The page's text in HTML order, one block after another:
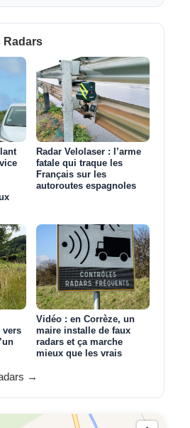
Radars
Radar Velolaser : l’arme
fatale qui traque les
Français sur les
autoroutes espagnoles
vers
Vidéo : en Corrèze, un
maire installe de faux
radars et ça marche
mieux que les vrais
→